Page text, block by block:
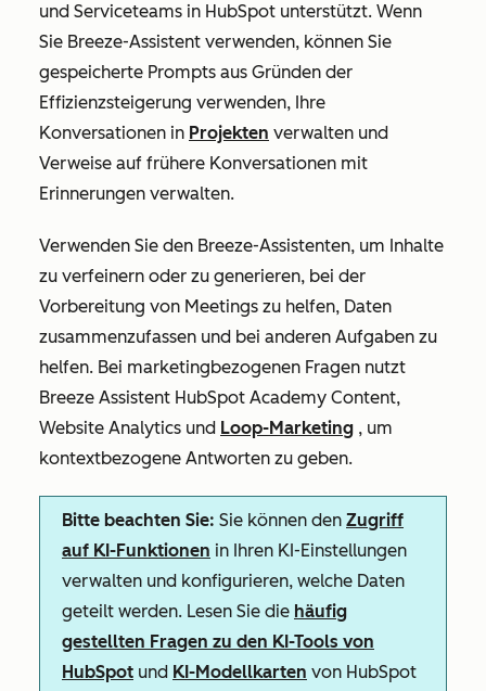
und Serviceteams in HubSpot unterstützt. Wenn
Sie Breeze-Assistent verwenden, können Sie
gespeicherte Prompts aus Gründen der
Effizienzsteigerung verwenden, Ihre
Konversationen in Projekten verwalten und
Verweise auf frühere Konversationen mit
Erinnerungen verwalten.
Verwenden Sie den Breeze-Assistenten, um Inhalte
zu verfeinern oder zu generieren, bei der
Vorbereitung von Meetings zu helfen, Daten
zusammenzufassen und bei anderen Aufgaben zu
helfen. Bei marketingbezogenen Fragen nutzt
Breeze Assistent HubSpot Academy Content,
Website Analytics und Loop-Marketing , um
kontextbezogene Antworten zu geben.
Bitte beachten Sie: Sie können den Zugriff
auf KI-Funktionen in Ihren KI-Einstellungen
verwalten und konfigurieren, welche Daten
geteilt werden. Lesen Sie die häufig
gestellten Fragen zu den KI-Tools von
HubSpot und KI-Modellkarten von HubSpot